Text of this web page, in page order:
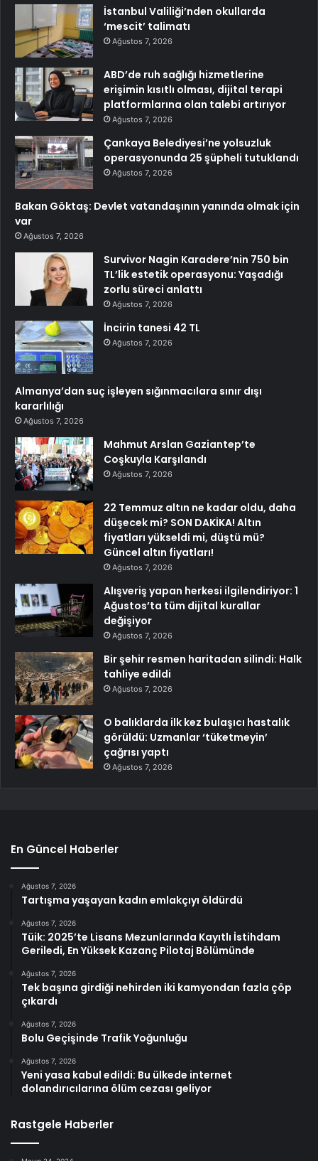
İstanbul Valiliği’nden okullarda
‘mescit’ talimatı
Ağustos 7, 2026
ABD’de ruh sağlığı hizmetlerine
erişimin kısıtlı olması, dijital terapi
platformlarına olan talebi artırıyor
Ağustos 7, 2026
Çankaya Belediyesi’ne yolsuzluk
operasyonunda 25 şüpheli tutuklandı
Ağustos 7, 2026
Bakan Göktaş: Devlet vatandaşının yanında olmak için
var
Ağustos 7, 2026
Survivor Nagin Karadere’nin 750 bin
TL’lik estetik operasyonu: Yaşadığı
zorlu süreci anlattı
Ağustos 7, 2026
İncirin tanesi 42 TL
Ağustos 7, 2026
Almanya’dan suç işleyen sığınmacılara sınır dışı
kararlılığı
Ağustos 7, 2026
Mahmut Arslan Gaziantep’te
Coşkuyla Karşılandı
Ağustos 7, 2026
22 Temmuz altın ne kadar oldu, daha
düşecek mi? SON DAKİKA! Altın
fiyatları yükseldi mi, düştü mü?
Güncel altın fiyatları!
Ağustos 7, 2026
Alışveriş yapan herkesi ilgilendiriyor: 1
Ağustos’ta tüm dijital kurallar
değişiyor
Ağustos 7, 2026
Bir şehir resmen haritadan silindi: Halk
tahliye edildi
Ağustos 7, 2026
O balıklarda ilk kez bulaşıcı hastalık
görüldü: Uzmanlar ‘tüketmeyin’
çağrısı yaptı
Ağustos 7, 2026
En Güncel Haberler
Ağustos 7, 2026
Tartışma yaşayan kadın emlakçıyı öldürdü
Ağustos 7, 2026
Tüik: 2025’te Lisans Mezunlarında Kayıtlı İstihdam
Geriledi, En Yüksek Kazanç Pilotaj Bölümünde
Ağustos 7, 2026
Tek başına girdiği nehirden iki kamyondan fazla çöp
çıkardı
Ağustos 7, 2026
Bolu Geçişinde Trafik Yoğunluğu
Ağustos 7, 2026
Yeni yasa kabul edildi: Bu ülkede internet
dolandırıcılarına ölüm cezası geliyor
Rastgele Haberler